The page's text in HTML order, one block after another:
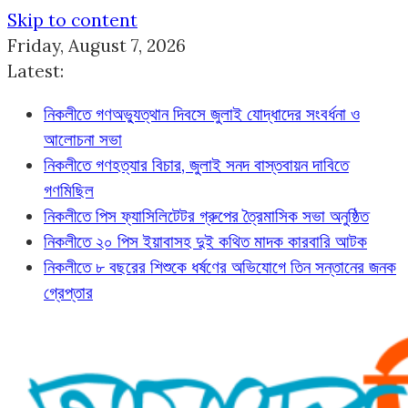
Skip to content
Friday, August 7, 2026
Latest:
নিকলীতে গণঅভ্যুত্থান দিবসে জুলাই যোদ্ধাদের সংবর্ধনা ও
আলোচনা সভা
নিকলীতে গণহত্যার বিচার, জুলাই সনদ বাস্তবায়ন দাবিতে
গণমিছিল
নিকলীতে পিস ফ্যাসিলিটেটর গ্রুপের ত্রৈমাসিক সভা অনুষ্ঠিত
নিকলীতে ২০ পিস ইয়াবাসহ দুই কথিত মাদক কারবারি আটক
নিকলীতে ৮ বছরের শিশুকে ধর্ষণের অভিযোগে তিন সন্তানের জনক
গ্রেপ্তার